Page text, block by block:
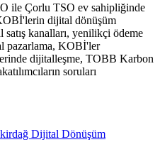
ile Çorlu TSO ev sahipliğinde
dijital dönüşüm
kanalları, yenilikçi ödeme
pazarlama, KOBİ'ler
dijitalleşme, TOBB Karbon
soruları